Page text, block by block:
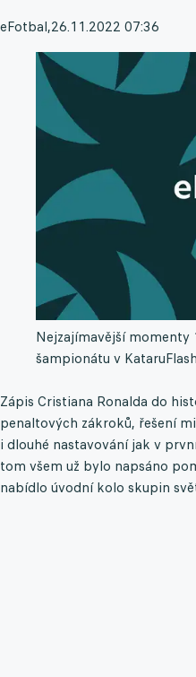
eFotbal,26.11.2022 07:36
Nejzajímavější momenty
šampionátu v Kataru
Zápis Cristiana Ronalda do
penaltových zákroků, řešení
i dlouhé nastavování jak v
tom všem už bylo napsáno
nabídlo úvodní kolo skupin